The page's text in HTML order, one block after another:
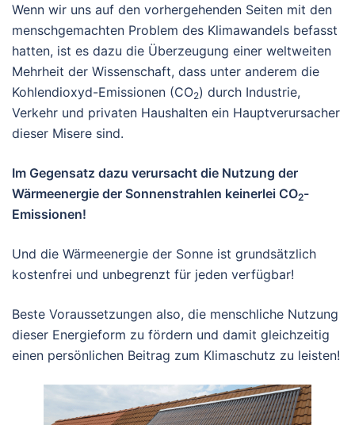
Wenn wir uns auf den vorhergehenden Seiten mit den
menschgemachten Problem des Klimawandels befasst
hatten, ist es dazu die Überzeugung einer weltweiten
Mehrheit der Wissenschaft, dass unter anderem die
Kohlendioxyd-Emissionen (CO2) durch Industrie,
Verkehr und privaten Haushalten ein Hauptverursacher
dieser Misere sind.
Im Gegensatz dazu verursacht die Nutzung der
Wärmeenergie der Sonnenstrahlen keinerlei CO2-
Emissionen!
Und die Wärmeenergie der Sonne ist grundsätzlich
kostenfrei und unbegrenzt für jeden verfügbar!
Beste Voraussetzungen also, die menschliche Nutzung
dieser Energieform zu fördern und damit gleichzeitig
einen persönlichen Beitrag zum Klimaschutz zu leisten!